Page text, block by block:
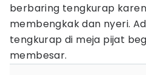
berbaring tengkurap
membengkak dan nyeri.
tengkurap di meja pijat
membesar.